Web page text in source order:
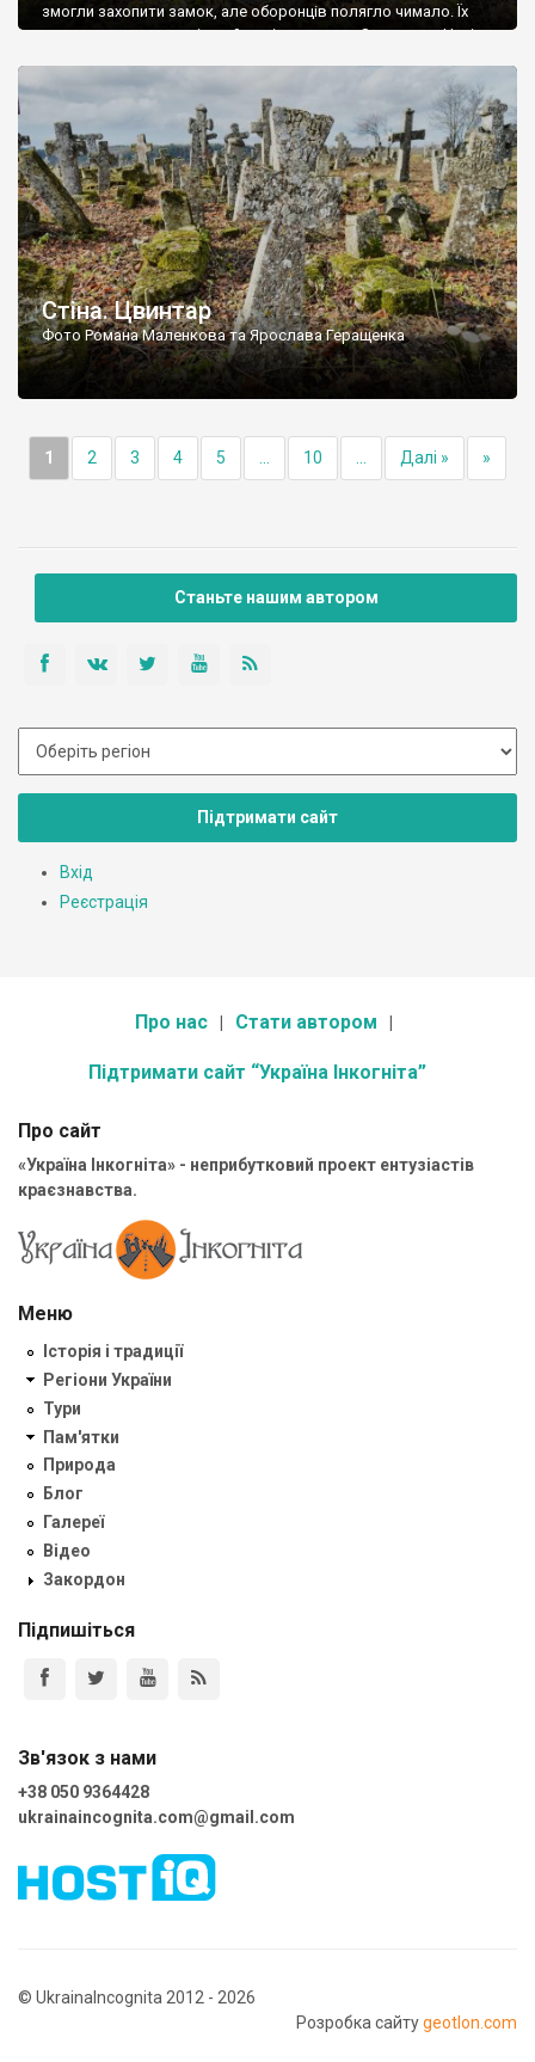
змогли захопити замок, але оборонців полягло чимало. Їх
поховали на цвинтарі, який тоді називався Замковим. Нині на
ньому чимало хрестів 19 століття, є такі, де епітафії стер […]
Стіна. Цвинтар
Фото Романа Маленкова та Ярослава Геращенка
1 2 3 4 5 10 Далі » »
Станьте нашим автором
Підтримати сайт
Вхід
Реєстрація
Про нас Стати автором
Підтримати сайт “Україна Інкогніта”
Про сайт
«Україна Інкогніта» - неприбутковий проект ентузіастів
краєзнавства.
Меню
Історія і традиції
Регіони України
Тури
Пам'ятки
Природа
Блог
Галереї
Відео
Закордон
Підпишіться
Зв'язок з нами
+38 050 9364428
ukrainaincognita.com@gmail.com
© UkrainaIncognita 2012 - 2026
Розробка сайтуgeotlon.com